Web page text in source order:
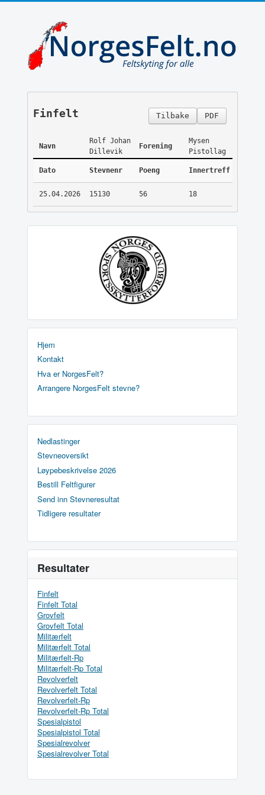
PDF
Tilbake
Finfelt
Navn
Rolf Johan
Dillevik
Forening
Mysen
Pistollag
Dato Stevnenr Poeng Innertreff
25.04.2026 15130 56 18
Hjem
Kontakt
Hva er NorgesFelt?
Arrangere NorgesFelt stevne?
Nedlastinger
Stevneoversikt
Løypebeskrivelse 2026
Bestill Feltfigurer
Send inn Stevneresultat
Tidligere resultater
Resultater
Finfelt
Finfelt Total
Grovfelt
Grovfelt Total
Militærfelt
Militærfelt Total
Militærfelt-Rp
Militærfelt-Rp Total
Revolverfelt
Revolverfelt Total
Revolverfelt-Rp
Revolverfelt-Rp Total
Spesialpistol
Spesialpistol Total
Spesialrevolver
Spesialrevolver Total